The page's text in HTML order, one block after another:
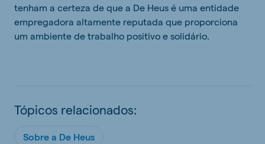
tenham a certeza de que a De Heus é uma entidade
empregadora altamente reputada que proporciona
um ambiente de trabalho positivo e solidário.
Tópicos relacionados:
Sobre a De Heus